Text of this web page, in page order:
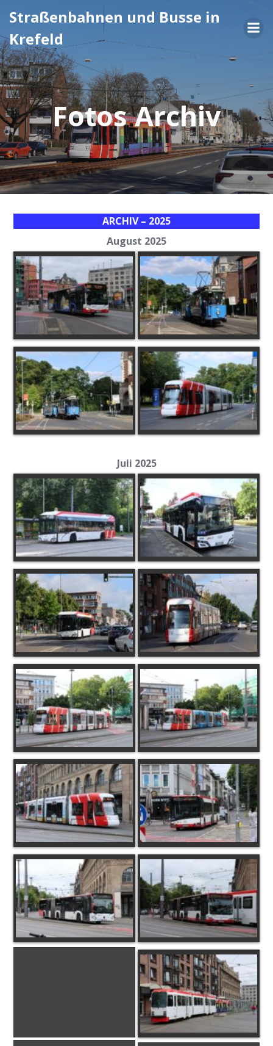
Inhalt
Straßenbahnen und Busse in
Krefeld
Fotos Archiv
ARCHIV – 2025
August 2025
Juli 2025